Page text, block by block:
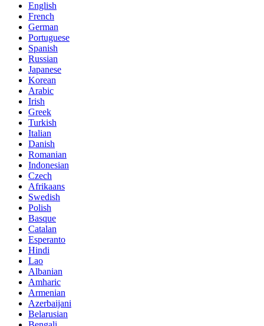
English
French
German
Portuguese
Spanish
Russian
Japanese
Korean
Arabic
Irish
Greek
Turkish
Italian
Danish
Romanian
Indonesian
Czech
Afrikaans
Swedish
Polish
Basque
Catalan
Esperanto
Hindi
Lao
Albanian
Amharic
Armenian
Azerbaijani
Belarusian